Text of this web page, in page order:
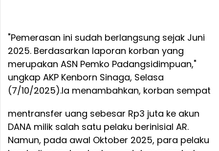
"Pemerasan ini sudah berlangsung sejak Juni
2025. Berdasarkan laporan korban yang
merupakan ASN Pemko Padangsidimpuan,"
ungkap AKP Kenborn Sinaga, Selasa
(7/10/2025).Ia menambahkan, korban sempat
mentransfer uang sebesar Rp3 juta ke akun
DANA milik salah satu pelaku berinisial AR.
Namun, pada awal Oktober 2025, para pelaku